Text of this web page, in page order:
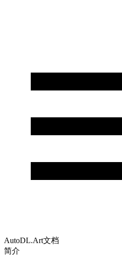
AutoDL.Art文档
简介